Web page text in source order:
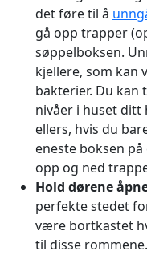
det føre til å
gå opp trapper
søppelboksen.
kjellere, som
bakterier. Du kan
nivåer i huset ditt
ellers, hvis du
eneste boksen
opp og ned
Hold dørene
perfekte stedet
være bortkastet
til disse